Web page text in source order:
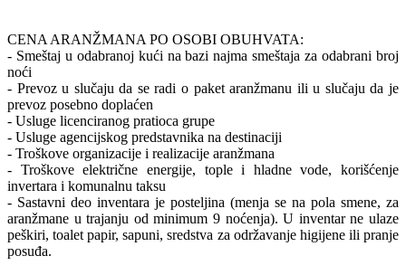
CENA ARANŽMANA PO OSOBI OBUHVATA:
- Smeštaj u odabranoj kući na bazi najma smeštaja za odabrani broj
noći
- Prevoz u slučaju da se radi o paket aranžmanu ili u slučaju da je
prevoz posebno doplaćen
- Usluge licenciranog pratioca grupe
- Usluge agencijskog predstavnika na destinaciji
- Troškove organizacije i realizacije aranžmana
- Troškove električne energije, tople i hladne vode, korišćenje
invertara i komunalnu taksu
- Sastavni deo inventara je posteljina (menja se na pola smene, za
aranžmane u trajanju od minimum 9 noćenja). U inventar ne ulaze
peškiri, toalet papir, sapuni, sredstva za održavanje higijene ili pranje
posuđa.